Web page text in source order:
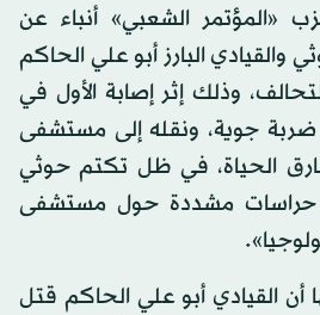
«المؤتمر الشعبي» أنباء عن
البارز أبو علي الحاكم
وذلك إثر إصابة الأول في
جوية، ونقله إلى مستشفى
الحياة، في ظل تكتم حوثي
حراسات مشددة حول مستشفى
القيادي أبو علي الحاكم قتل